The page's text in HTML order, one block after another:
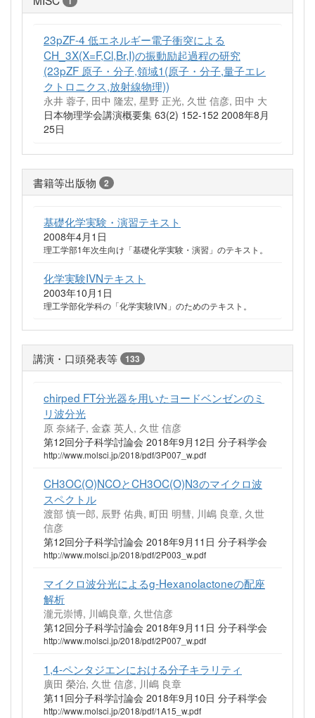
23pZF-4 低エネルギー電子衝突による
CH_3X(X=F,Cl,Br,I)の振動励起過程の研究
(23pZF 原子・分子,領域1(原子・分子,量子エレ
クトロニクス,放射線物理))
永井 蓉子, 田中 隆宏, 星野 正光, 久世 信彦, 田中 大
日本物理学会講演概要集 63(2) 152-152 2008年8月
25日
書籍等出版物 2
基礎化学実験・演習テキスト
2008年4月1日
理工学部1年次生向け「基礎化学実験・演習」のテキスト。
化学実験IVNテキスト
2003年10月1日
理工学部化学科の「化学実験IVN」のためのテキスト。
講演・口頭発表等 133
chirped FT分光器を用いたヨードベンゼンのミ
リ波分光
原 奈緒子, 金森 英人, 久世 信彦
第12回分子科学討論会 2018年9月12日 分子科学会
http://www.molsci.jp/2018/pdf/3P007_w.pdf
CH3OC(O)NCOとCH3OC(O)N3のマイクロ波
スペクトル
渡部 慎一郎, 辰野 佑典, 町田 明彗, 川嶋 良章, 久世
信彦
第12回分子科学討論会 2018年9月11日 分子科学会
http://www.molsci.jp/2018/pdf/2P003_w.pdf
マイクロ波分光によるg-Hexanolactoneの配座
解析
瀧元崇博, 川嶋良章, 久世信彦
第12回分子科学討論会 2018年9月11日 分子科学会
http://www.molsci.jp/2018/pdf/2P007_w.pdf
1,4-ペンタジエンにおける分子キラリティ
廣田 榮治, 久世 信彦, 川嶋 良章
第11回分子科学討論会 2018年9月10日 分子科学会
http://www.molsci.jp/2018/pdf/1A15_w.pdf